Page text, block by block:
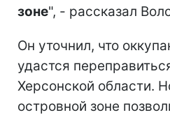
зоне", - рассказал
Он уточнил, что
удастся
Херсонской области.
островной зоне